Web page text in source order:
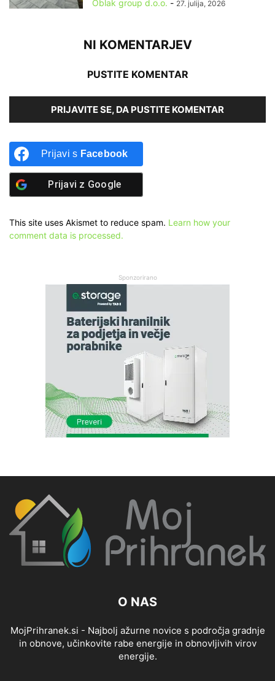
Oblak group d.o.o. - 27. julija, 2026
NI KOMENTARJEV
PUSTITE KOMENTAR
PRIJAVITE SE, DA PUSTITE KOMENTAR
Prijavi s Facebook
Prijavi z Google
This site uses Akismet to reduce spam. Learn how your
comment data is processed.
Sponzorirano
O NAS
MojPrihranek.si - Najbolj ažurne novice s področja gradnje
in obnove, učinkovite rabe energije in obnovljivih virov
energije.